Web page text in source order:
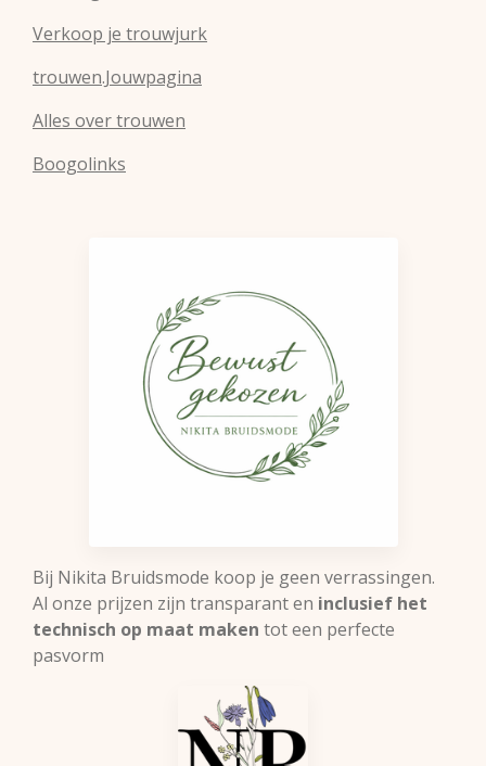
Verkoop je trouwjurk
trouwen.Jouwpagina
Alles over trouwen
Boogolinks
Bij Nikita Bruidsmode koop je geen verrassingen.
Al onze prijzen zijn transparant en inclusief het
technisch op maat maken tot een perfecte
pasvorm